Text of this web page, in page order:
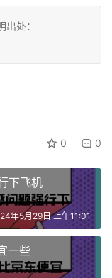
处：
0 0
下飞机
年5月29日 上午11:01
一些